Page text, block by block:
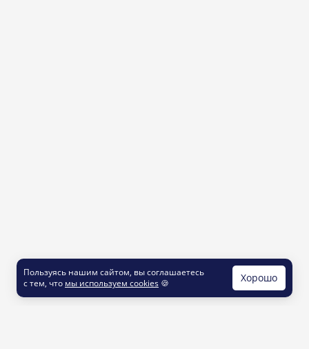
Пользуясь нашим сайтом, вы соглашаетесь
с тем, что мы используем cookies 🍪 Хорошо